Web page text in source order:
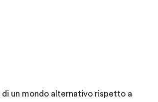
un mondo alternativo rispetto a